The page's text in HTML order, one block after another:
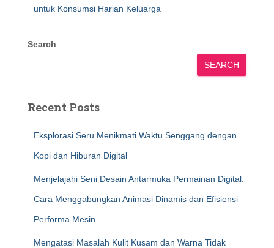
untuk Konsumsi Harian Keluarga
Search
SEARCH
Recent Posts
Eksplorasi Seru Menikmati Waktu Senggang dengan
Kopi dan Hiburan Digital
Menjelajahi Seni Desain Antarmuka Permainan Digital:
Cara Menggabungkan Animasi Dinamis dan Efisiensi
Performa Mesin
Mengatasi Masalah Kulit Kusam dan Warna Tidak